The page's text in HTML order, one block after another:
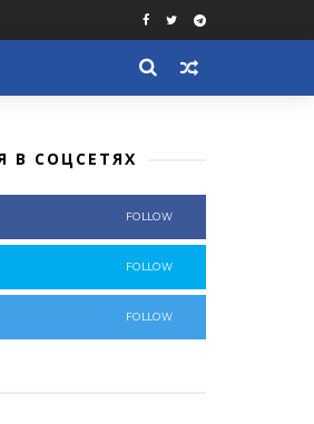
В СОЦСЕТЯХ
FOLLOW
FOLLOW
FOLLOW